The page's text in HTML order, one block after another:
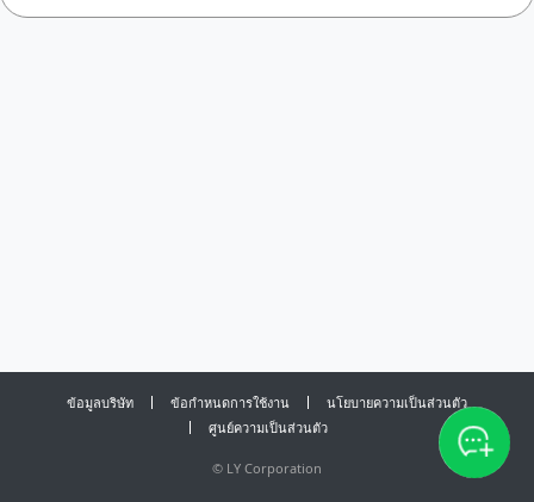
ข้อมูลบริษัท ข้อกำหนดการใช้งาน
นโยบายความเป็นส่วนตัว
ศูนย์ความเป็นส่วนตัว
© LY Corporation